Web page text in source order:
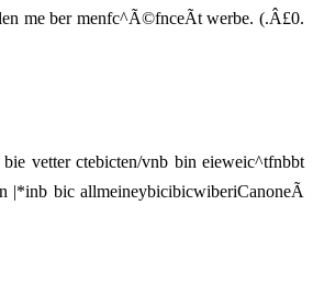
me ber menfc^Ã©fnceÃt werbe. (.Â£0.
vetter ctebicten/vnb bin eieweic^tfnbbt
|*inb bic allmeineybicibicwiberiCanoneÃ